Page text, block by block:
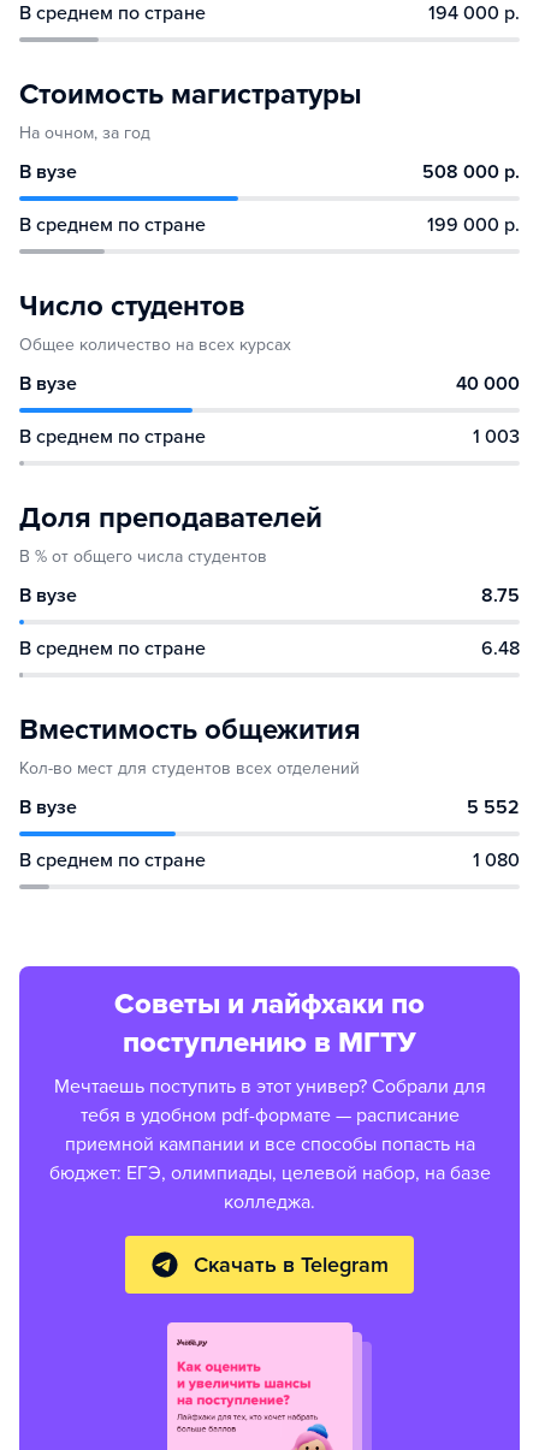
В среднем по стране 194 000 р.
Стоимость магистратуры
На очном, за год
В вузе 508 000 р.
В среднем по стране 199 000 р.
Число студентов
Общее количество на всех курсах
В вузе 40 000
В среднем по стране 1 003
Доля преподавателей
В % от общего числа студентов
В вузе 8.75
В среднем по стране 6.48
Вместимость общежития
Кол-во мест для студентов всех отделений
В вузе 5 552
В среднем по стране 1 080
Советы и лайфхаки по
поступлению в МГТУ
Мечтаешь поступить в этот универ? Собрали для
тебя в удобном pdf-формате — расписание
приемной кампании и все способы попасть на
бюджет: ЕГЭ, олимпиады, целевой набор, на базе
колледжа.
Скачать в Telegram